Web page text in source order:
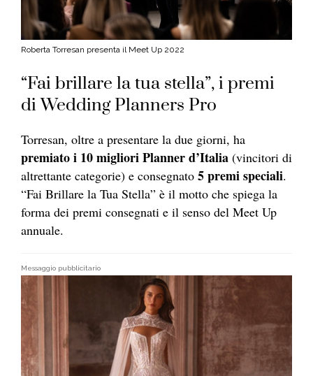
Roberta Torresan presenta il Meet Up 2022
“Fai brillare la tua stella”, i premi
di Wedding Planners Pro
Torresan, oltre a presentare la due giorni, ha
premiato i 10 migliori Planner d’Italia (vincitori di
altrettante categorie) e consegnato 5 premi speciali.
“Fai Brillare la Tua Stella” è il motto che spiega la
forma dei premi consegnati e il senso del Meet Up
annuale.
Messaggio pubblicitario